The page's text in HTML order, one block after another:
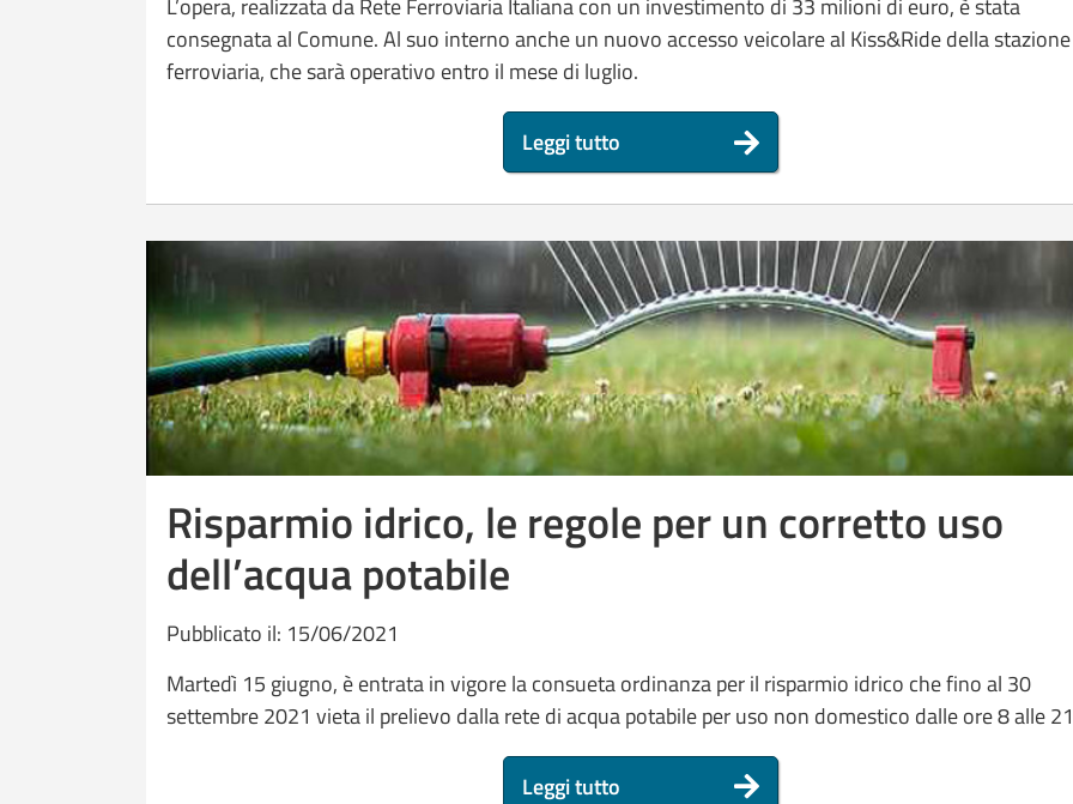
L’opera, realizzata da Rete Ferroviaria Italiana con un investimento di 33 milioni di euro, è stata
consegnata al Comune. Al suo interno anche un nuovo accesso veicolare al Kiss&Ride della stazione
ferroviaria, che sarà operativo entro il mese di luglio.
Leggi tutto
Risparmio idrico, le regole per un corretto uso
dell’acqua potabile
Pubblicato il: 15/06/2021
Martedì 15 giugno, è entrata in vigore la consueta ordinanza per il risparmio idrico che fino al 30
settembre 2021 vieta il prelievo dalla rete di acqua potabile per uso non domestico dalle ore 8 alle 21
Leggi tutto